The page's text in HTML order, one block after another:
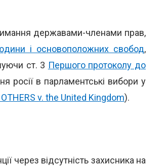
державами-членами прав,
і основоположних свобод,
ст. 3 Першого протоколу до
росії в парламентські вибори у
OTHERS v. the United Kingdom).
через відсутність захисника на